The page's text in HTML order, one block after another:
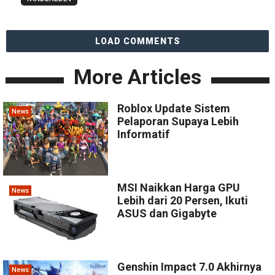
LOAD COMMENTS
More Articles
News
Roblox Update Sistem
Pelaporan Supaya Lebih
Informatif
News
MSI Naikkan Harga GPU
Lebih dari 20 Persen, Ikuti
ASUS dan Gigabyte
News
Genshin Impact 7.0 Akhirnya